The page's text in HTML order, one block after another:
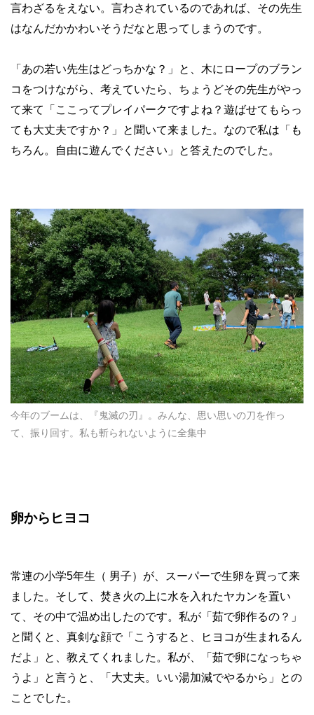
言わざるをえない。言わされているのであれば、その先生
はなんだかかわいそうだなと思ってしまうのです。
「あの若い先生はどっちかな？」と、木にロープのブラン
コをつけながら、考えていたら、ちょうどその先生がやっ
て来て「ここってプレイパークですよね？遊ばせてもらっ
ても大丈夫ですか？」と聞いて来ました。なので私は「も
ちろん。自由に遊んでください」と答えたのでした。
今年のブームは、『鬼滅の刃』。みんな、思い思いの刀を作っ
て、振り回す。私も斬られないように全集中
卵からヒヨコ
常連の小学5年生（ 男子）が、スーパーで生卵を買って来
ました。そして、焚き火の上に水を入れたヤカンを置い
て、その中で温め出したのです。私が「茹で卵作るの？」
と聞くと、真剣な顔で「こうすると、ヒヨコが生まれるん
だよ」と、教えてくれました。私が、「茹で卵になっちゃ
うよ」と言うと、「大丈夫。いい湯加減でやるから」との
ことでした。